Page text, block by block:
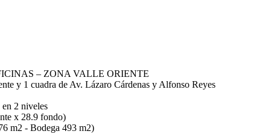
– ZONA VALLE ORIENTE
y 1 cuadra de Av. Lázaro Cárdenas y Alfonso Reyes
2 niveles
x 28.9 fondo)
m2 - Bodega 493 m2)